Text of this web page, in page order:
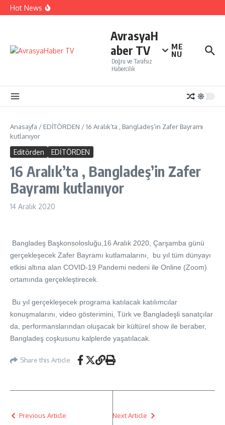
İçeriğe atla
Hot News
Perakendenin geleceği yapay zeka ile yazıldı
AvrasyaH
aber TV
Doğru ve Tarafsız
Habercilik
ME
NU
Anasayfa / EDİTÖRDEN /16 Aralık’ta , Bangladeş’in Zafer Bayramı
kutlanıyor
Editörden EDİTÖRDEN
16 Aralık’ta , Bangladeş’in Zafer
Bayramı kutlanıyor
14 Aralık 2020
Bangladeş Başkonsolosluğu, 16 Aralık 2020, Çarşamba günü
gerçekleşecek Zafer Bayramı kutlamalarını, bu yıl tüm dünyayı
etkisi altına alan COVID-19 Pandemi nedeni ile Online (Zoom)
ortamında gerçekleştirecek.
Bu yıl gerçekleşecek programa katılacak katılımcılar
konuşmalarını, video gösterimini, Türk ve Bangladeşli sanatçılar
da, performanslarından oluşacak bir kültürel show ile beraber,
Bangladeş coşkusunu kalplerde yaşatılacak.
Share this Article
Previous Article Next Article